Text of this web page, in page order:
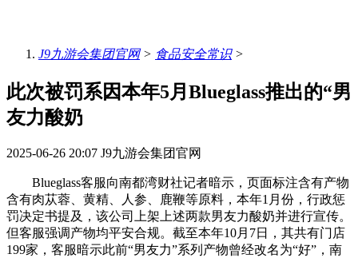
J9九游会集团官网> 食品安全常识>
此次被罚系因本年5月Blueglass推出的“男
友力酸奶
2025-06-26 20:07 J9九游会集团官网
Blueglass客服向南都湾财社记者暗示，页面标注含有产物
含有肉苁蓉、黄精、人参、鹿鞭等原料，本年1月份，行政惩
罚决定书提及，该公司上架上述两款男友力酸奶并进行宣传。
但客服强调产物均平安合规。截至本年10月7日，其共有门店
199家，客服暗示此前“男友力”系列产物曾经改名为“好”，南